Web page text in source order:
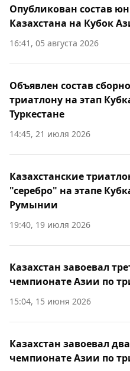
Опубликован состав
Казахстана на Кубок
16:41, 05 августа 2026
Объявлен состав
триатлону на этап
Туркестане
14:45, 21 июля 2026
Казахстанские
"серебро" на этапе
Румынии
19:40, 19 июля 2026
Казахстан завоевал
чемпионате Азии по
15:04, 15 июня 2026
Казахстан завоевал
чемпионате Азии по